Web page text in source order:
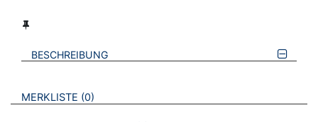
BESCHREIBUNG
VERWEISE AUF VERMERKTE- ODER ZULETZT ANGESEHENE
MERKLISTE 0 BROSCHÜREN